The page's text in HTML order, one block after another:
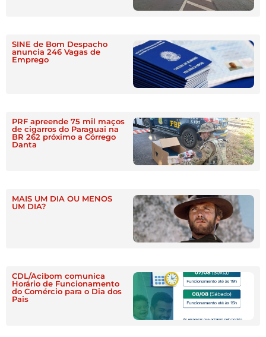
SINE de Bom Despacho
anuncia 246 Vagas de
Emprego
PRF apreende 75 mil maços
de cigarros do Paraguai na
BR 262 próximo a Córrego
Danta
MAIS UM DIA OU MENOS
UM DIA?
CDL/Acibom comunica
Horário de Funcionamento
do Comércio para o Dia dos
Pais